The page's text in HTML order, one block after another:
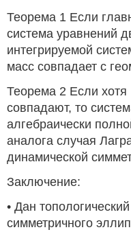
Теорема 1 Если
система уравнений
интегрируемой
масс совпадает с
Теорема 2 Если
совпадают, то
алгебраически
аналога случая
динамической
Заключение:
• Дан
симметричного